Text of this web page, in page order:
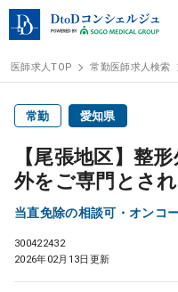
医師求人
常勤検索
医師求人TOP 常勤医師求人検索
常勤 愛知県
【尾張地区】整
外をご専門とさ
当直免除の相談可・オンコ
300422432
2026年02月13日更新